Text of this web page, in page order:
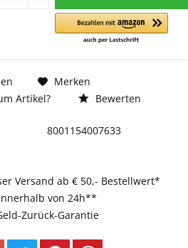
Merken
Artikel?
Bewerten
8001154007633
Versand ab € 50,- Bestellwert*
von 24h**
Zurück-Garantie